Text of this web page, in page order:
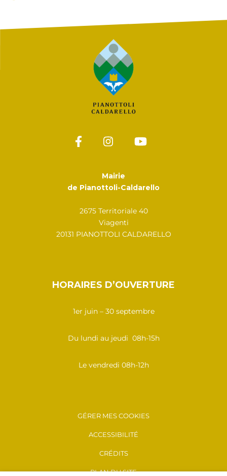
Mairie
de Pianottoli-Caldarello
2675 Territoriale 40
Viagenti
20131 PIANOTTOLI CALDARELLO
HORAIRES D’OUVERTURE
1er juin – 30 septembre
Du lundi au jeudi 08h-15h
Le vendredi 08h-12h
GÉRER MES COOKIES
ACCESSIBILITÉ
CRÉDITS
PLAN DU SITE